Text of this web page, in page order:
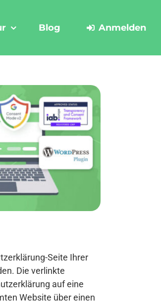
Blog Anmelden
Seite Ihrer
Die verlinkte
auf eine
Website über einen